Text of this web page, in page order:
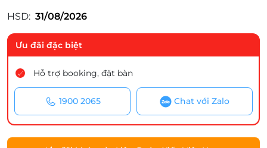
HSD: 31/08/2026
Ưu đãi đặc biệt
Hỗ trợ booking, đặt bàn
1900 2065 Chat với Zalo